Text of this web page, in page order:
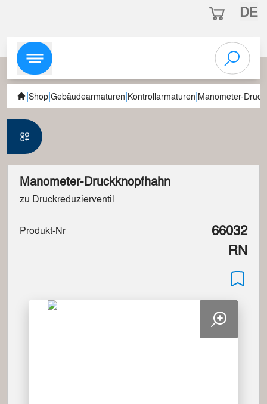
DE
|Shop|Gebäudearmaturen|Kontrollarmaturen|Manometer-
Manometer-Druckknopfhahn
zu Druckreduzierventil
Produkt-Nr
66032
RN